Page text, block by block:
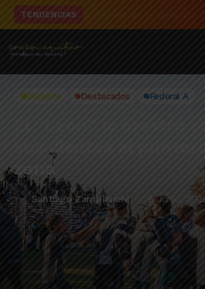
TENDENCIAS
Deporte Destacados Federal A
El “León” le mostró
sus dientes al puntero
zona
Santiago Zambianchi 28 Junio,